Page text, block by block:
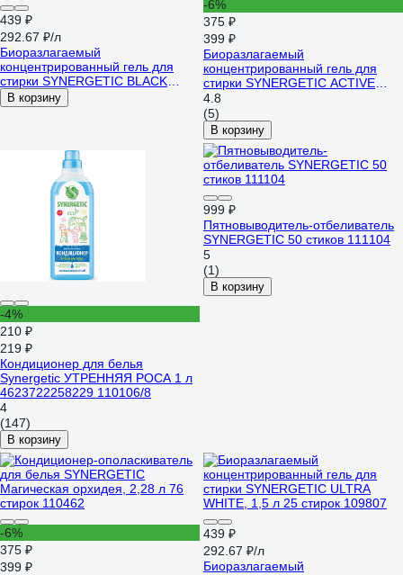
439 ₽
292.67 ₽/л
Биоразлагаемый
концентрированный гель для
стирки SYNERGETIC BLACK
PROTECT, 1,5 л 25 стирок
109808
В корзину
-6%
375 ₽
399 ₽
Биоразлагаемый
концентрированный гель для
стирки SYNERGETIC ACTIVE
FRESH, 1,5 л 25 стирок 109809
4.8
(5)
В корзину
-4%
210 ₽
219 ₽
Кондиционер для белья
Synergetic УТРЕННЯЯ РОСА 1 л
4623722258229 110106/8
4
(147)
В корзину
999 ₽
Пятновыводитель-отбеливатель
SYNERGETIC 50 стиков 111104
5
(1)
В корзину
-6%
375 ₽
399 ₽
439 ₽
292.67 ₽/л
Биоразлагаемый